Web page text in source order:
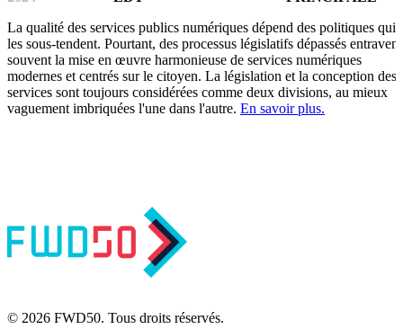
La qualité des services publics numériques dépend des politiques qui
les sous-tendent. Pourtant, des processus législatifs dépassés entravent
souvent la mise en œuvre harmonieuse de services numériques
modernes et centrés sur le citoyen. La législation et la conception des
services sont toujours considérées comme deux divisions, au mieux
vaguement imbriquées l'une dans l'autre. En savoir plus.
© 2026 FWD50. Tous droits réservés.